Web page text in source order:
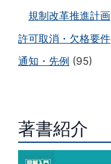
規制改革推進計画
許可取消・欠格要件
通知・先例 (95)
著書紹介